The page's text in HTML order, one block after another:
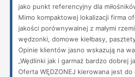
jako punkt referencyjny dla
Mimo kompaktowej lokalizacji firma
jakości porównywalnej z małymi
wędzonki, domowe kiełbasy,
Opinie klientów jasno wskazują na
„Wędlinki jak i garmaż bardzo dobrej
Oferta WĘDZONEJ kierowana jest